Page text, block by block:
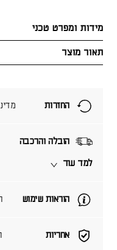
תאור מוצר
מידות ומפרט טכני
אחריות
הוראות שימוש
הובלה והרכבה
למד עוד
החזרות